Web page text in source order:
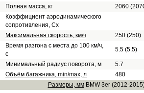
Полная масса, кг
2060
Коэффициент аэродинамического
сопротивления, Сх
Максимальная скорость, км/ч
250 (250)
Время разгона с места до 100 км/ч,
с
5.5 (5.5)
Минимальный радиус поворота, м
5.7
Объём багажника, min/max, л
480
Размеры, ммBMW 3er (2012-